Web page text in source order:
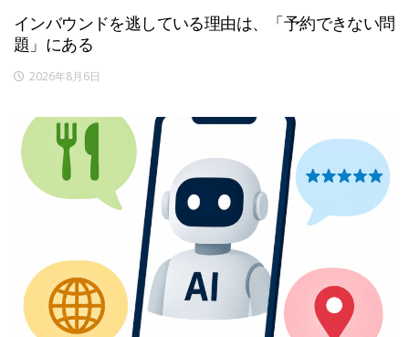
インバウンドを逃している理由は、「予約できない問
題」にある
2026年8月6日